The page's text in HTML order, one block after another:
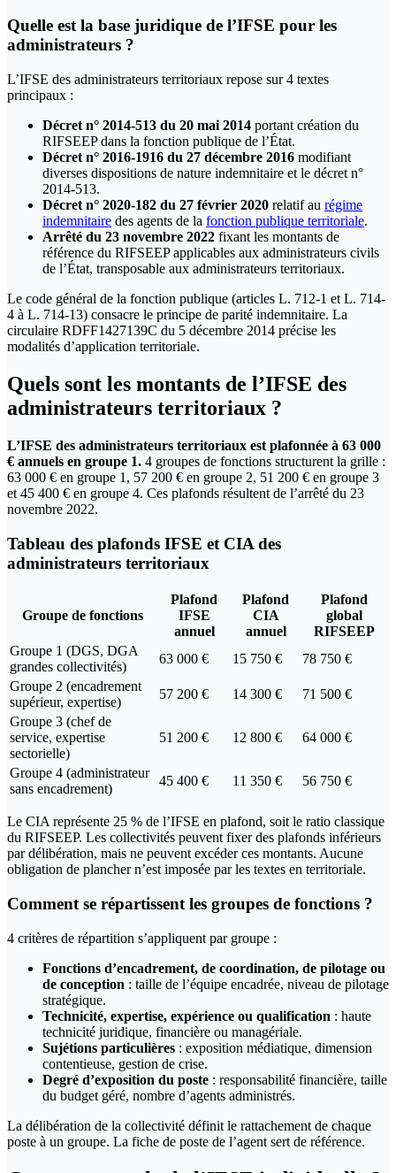
Quelle est la base juridique de l’IFSE pour les
administrateurs ?
L’IFSE des administrateurs territoriaux repose sur 4 textes
principaux :
Décret n° 2014-513 du 20 mai 2014 portant création du
RIFSEEP dans la fonction publique de l’État.
Décret n° 2016-1916 du 27 décembre 2016 modifiant
diverses dispositions de nature indemnitaire et le décret n°
2014-513.
Décret n° 2020-182 du 27 février 2020 relatif au régime
indemnitaire des agents de la fonction publique territoriale.
Arrêté du 23 novembre 2022 fixant les montants de
référence du RIFSEEP applicables aux administrateurs civils
de l’État, transposable aux administrateurs territoriaux.
Le code général de la fonction publique (articles L. 712-1 et L. 714-
4 à L. 714-13) consacre le principe de parité indemnitaire. La
circulaire RDFF1427139C du 5 décembre 2014 précise les
modalités d’application territoriale.
Quels sont les montants de l’IFSE des
administrateurs territoriaux ?
L’IFSE des administrateurs territoriaux est plafonnée à 63 000
€ annuels en groupe 1. 4 groupes de fonctions structurent la grille :
63 000 € en groupe 1, 57 200 € en groupe 2, 51 200 € en groupe 3
et 45 400 € en groupe 4. Ces plafonds résultent de l’arrêté du 23
novembre 2022.
Tableau des plafonds IFSE et CIA des
administrateurs territoriaux
Groupe de fonctions
Plafond
IFSE
annuel
Plafond
CIA
annuel
Plafond
global
RIFSEEP
Groupe 1 (DGS, DGA
grandes collectivités)
63 000 € 15 750 €
78 750 €
Groupe 2 (encadrement
supérieur, expertise)
57 200 € 14 300 €
71 500 €
Groupe 3 (chef de
service, expertise
sectorielle)
51 200 € 12 800 € 64 000 €
Groupe 4 (administrateur
sans encadrement)
45 400 € 11 350 € 56 750 €
Le CIA représente 25 % de l’IFSE en plafond, soit le ratio classique
du RIFSEEP. Les collectivités peuvent fixer des plafonds inférieurs
par délibération, mais ne peuvent excéder ces montants. Aucune
obligation de plancher n’est imposée par les textes en territoriale.
Comment se répartissent les groupes de fonctions ?
4 critères de répartition s’appliquent par groupe :
Fonctions d’encadrement, de coordination, de pilotage ou
de conception : taille de l’équipe encadrée, niveau de pilotage
stratégique.
Technicité, expertise, expérience ou qualification : haute
technicité juridique, financière ou managériale.
Sujétions particulières : exposition médiatique, dimension
contentieuse, gestion de crise.
Degré d’exposition du poste : responsabilité financière, taille
du budget géré, nombre d’agents administrés.
La délibération de la collectivité définit le rattachement de chaque
poste à un groupe. La fiche de poste de l’agent sert de référence.